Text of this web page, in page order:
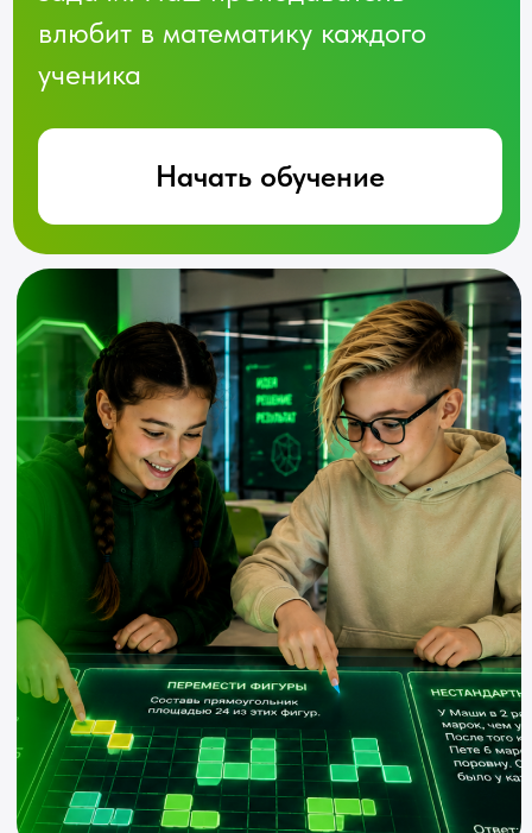
Длительность
Формат
8 месяца,
2 ак.ч. в неделю
Живое общение с
преподавателем на онлайн-